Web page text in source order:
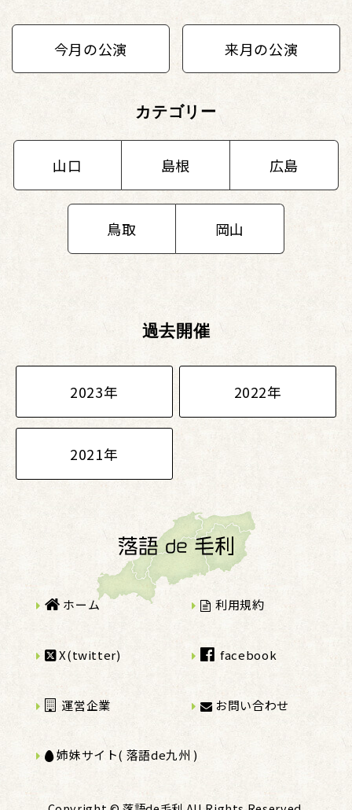
今月の公演 来月の公演
カテゴリー
山口 島根 広島
鳥取 岡山
過去開催
2023年 2022年
2021年
ホーム 利用規約
X(twitter) facebook
運営企業 お問い合わせ
姉妹サイト( 落語de九州 )